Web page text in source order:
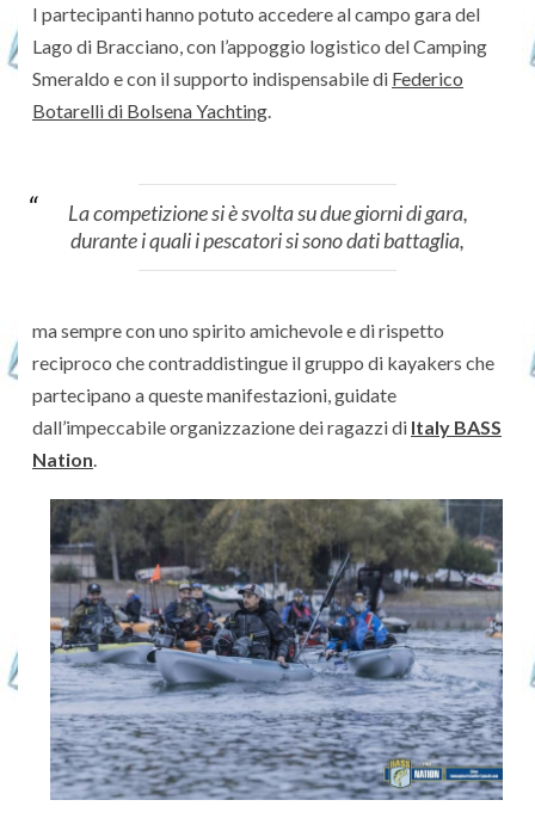
I partecipanti hanno potuto accedere al campo gara del
Lago di Bracciano, con l’appoggio logistico del Camping
Smeraldo e con il supporto indispensabile di Federico
Botarelli di Bolsena Yachting
La competizione si è svolta su due giorni di gara,
durante i quali i pescatori si sono dati battaglia,
ma sempre con uno spirito amichevole e di rispetto
reciproco che contraddistingue il gruppo di kayakers che
partecipano a queste manifestazioni, guidate
dall’impeccabile organizzazione dei ragazzi di Italy BASS
Nation